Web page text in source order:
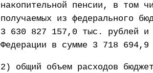
накопительной пенсии, в том
получаемых из федерального
3 630 827 157,0 тыс. рублей и
Федерации в сумме 3 718
2) общий объем расходов